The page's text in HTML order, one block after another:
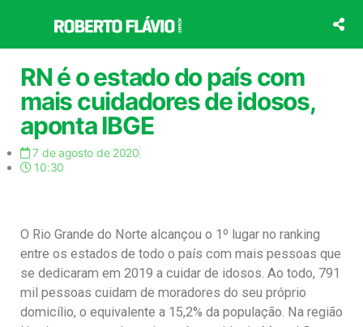
o
conteúdo
RN é o estado do país com
mais cuidadores de idosos,
aponta IBGE
7 de agosto de 2020
10:30
O Rio Grande do Norte alcançou o 1º lugar no ranking
entre os estados de todo o país com mais pessoas que
se dedicaram em 2019 a cuidar de idosos. Ao todo, 791
mil pessoas cuidam de moradores do seu próprio
domicílio, o equivalente a 15,2% da população. Na região